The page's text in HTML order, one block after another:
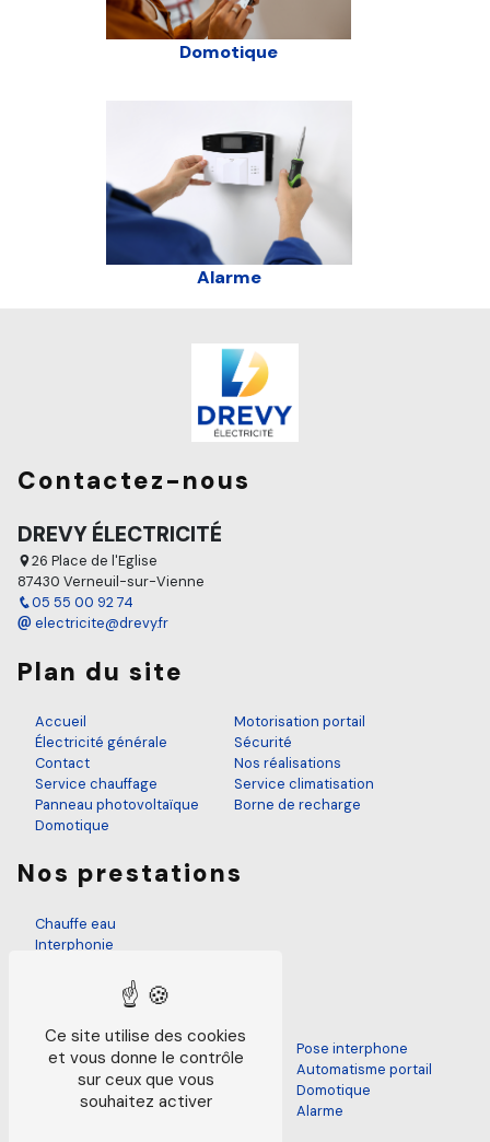
Domotique
Alarme
Contactez-nous
DREVY ÉLECTRICITÉ
26 Place de l'Eglise
87430 Verneuil-sur-Vienne
05 55 00 92 74
electricite@drevy.fr
Plan du site
Accueil
Électricité générale
Contact
Service chauffage
Panneau photovoltaïque
Domotique
Motorisation portail
Sécurité
Nos réalisations
Service climatisation
Borne de recharge
Nos prestations
Chauffe eau
Interphonie
Panneau photovoltaïque
Mise en normes électrique
Motorisation portail
Rénovation installation électrique
Climatisation
Électricien neuf
Panneau photovoltaïque solaire
Pose interphone
Automatisme portail
Domotique
Alarme
Ce site utilise des cookies
et vous donne le contrôle
sur ceux que vous
souhaitez activer